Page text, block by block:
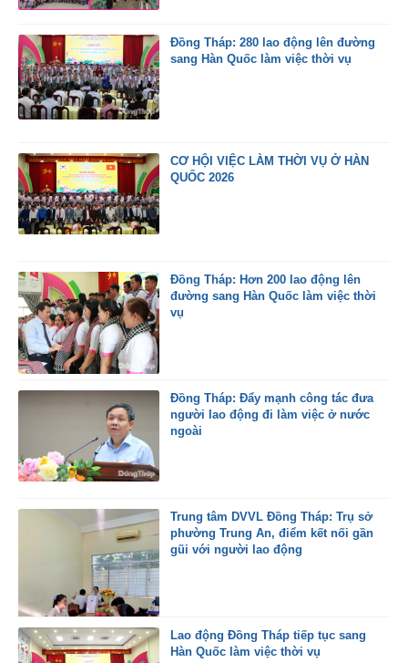
Đồng Tháp: 280 lao động lên đường
sang Hàn Quốc làm việc thời vụ
CƠ HỘI VIỆC LÀM THỜI VỤ Ở HÀN
QUỐC 2026
Đồng Tháp: Hơn 200 lao động lên
đường sang Hàn Quốc làm việc thời
vụ
Đồng Tháp: Đẩy mạnh công tác đưa
người lao động đi làm việc ở nước
ngoài
Trung tâm DVVL Đồng Tháp: Trụ sở
phường Trung An, điểm kết nối gần
gũi với người lao động
Lao động Đồng Tháp tiếp tục sang
Hàn Quốc làm việc thời vụ